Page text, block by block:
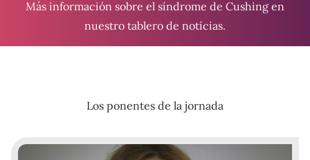
Más información sobre el síndrome de Cushing en
nuestro tablero de notícias.
Los ponentes de la jornada